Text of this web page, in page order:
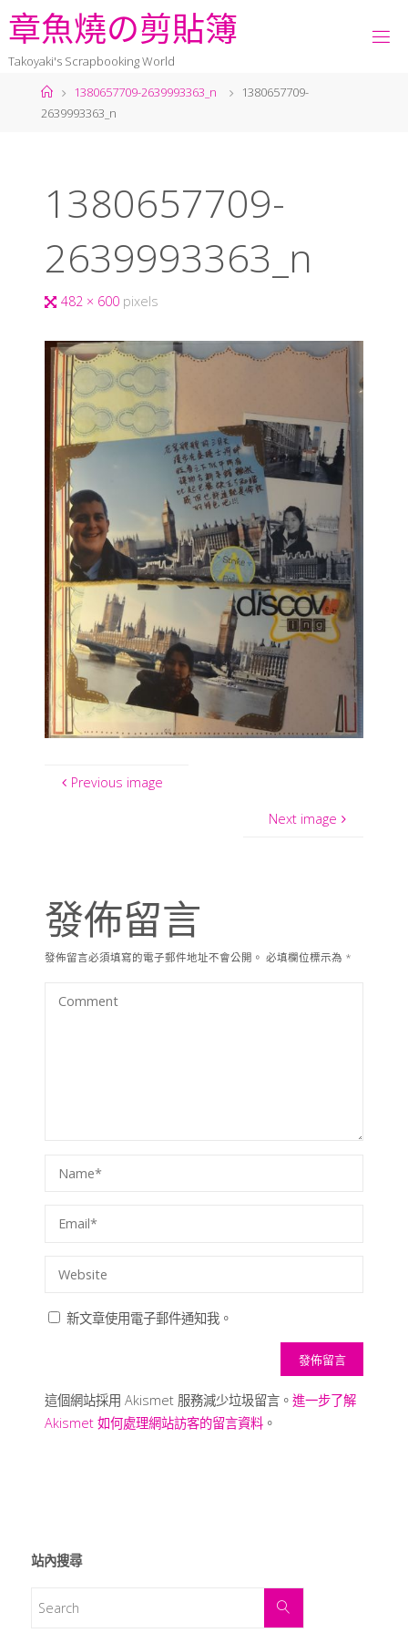
章魚燒の剪貼簿
Takoyaki's Scrapbooking World
1380657709-2639993363_n
1380657709-
2639993363_n
1380657709-
2639993363_n
482 × 600 pixels
Previous image
Next image
發佈留言
發佈留言必須填寫的電子郵件地址不會公開。 必填欄位標示為 *
新文章使用電子郵件通知我。
這個網站採用 Akismet 服務減少垃圾留言。 進一步了解
Akismet 如何處理網站訪客的留言資料。
站內搜尋